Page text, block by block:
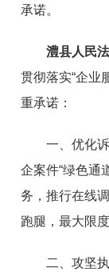
承诺。
澧县人民
贯彻落实“企业
重承诺：
一、优化
企案件“绿色通
务，推行在线
跑腿，最大限
二、攻坚